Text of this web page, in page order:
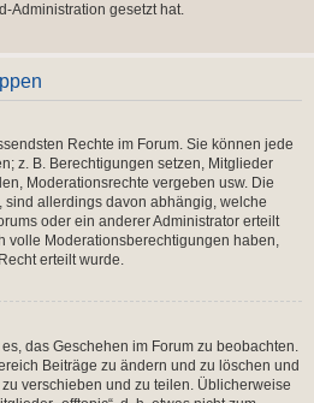
Administration gesetzt hat.
Rechte im Forum. Sie können jede
z. B. Berechtigungen setzen, Mitglieder
Moderationsrechte vergeben usw. Die
sind allerdings davon abhängig, welche
oder ein anderer Administrator erteilt
volle Moderationsberechtigungen haben,
erteilt wurde.
das Geschehen im Forum zu beobachten.
Beiträge zu ändern und zu löschen und
verschieben und zu teilen. Üblicherweise